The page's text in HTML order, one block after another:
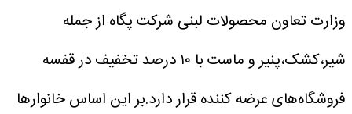
وزارت تعاون محصولات لبنی شرکت پگاه از جمله
شیر،کشک،پنیر و ماست با ۱۰ درصد تخفیف در قفسه
فروشگاه‌های عرضه کننده قرار دارد.بر این اساس خانوارها